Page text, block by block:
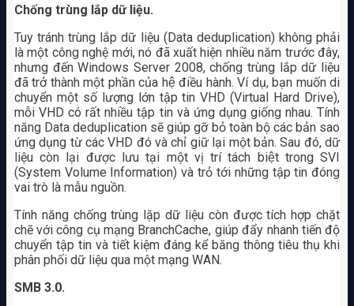
Chống trùng lắp dữ liệu.
Tuy tránh trùng lắp dữ liệu (Data deduplication) không phải
là một công nghệ mới, nó đã xuất hiện nhiều năm trước đây,
nhưng đến Windows Server 2008, chống trùng lắp dữ liệu
đã trở thành một phần của hệ điều hành. Ví dụ, bạn muốn di
chuyển một số lượng lớn tập tin VHD (Virtual Hard Drive),
mỗi VHD có rất nhiều tập tin và ứng dụng giống nhau. Tính
năng Data deduplication sẽ giúp gỡ bỏ toàn bộ các bản sao
ứng dụng từ các VHD đó và chỉ giữ lại một bản. Sau đó, dữ
liệu còn lại được lưu tại một vị trí tách biệt trong SVI
(System Volume Information) và trỏ tới những tập tin đóng
vai trò là mẫu nguồn.
Tính năng chống trùng lặp dữ liệu còn được tích hợp chặt
chẽ với công cụ mạng BranchCache, giúp đẩy nhanh tiến độ
chuyển tập tin và tiết kiệm đáng kể băng thông tiêu thụ khi
phân phối dữ liệu qua một mạng WAN.
SMB 3.0.